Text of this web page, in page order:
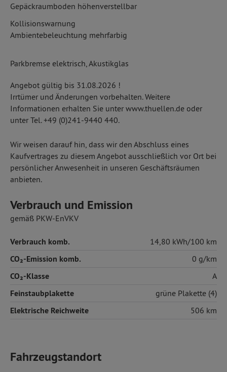
Gepäckraumboden höhenverstellbar
Kollisionswarnung
Ambientebeleuchtung mehrfarbig
Parkbremse elektrisch, Akustikglas
Angebot gültig bis 31.08.2026 !
Irrtümer und Änderungen vorbehalten. Weitere
Informationen erhalten Sie unter www.thuellen.de oder
unter Tel. +49 (0)241-9440 440.
Wir weisen darauf hin, dass wir den Abschluss eines
Kaufvertrages zu diesem Angebot ausschließlich vor Ort bei
persönlicher Anwesenheit in unseren Geschäftsräumen
anbieten.
Verbrauch und Emission
gemäß PKW-EnVKV
Verbrauch komb. 14,80 kWh/100 km
CO₂-Emission komb. 0 g/km
CO₂-Klasse A
Feinstaubplakette grüne Plakette (4)
Elektrische Reichweite 506 km
Fahrzeugstandort